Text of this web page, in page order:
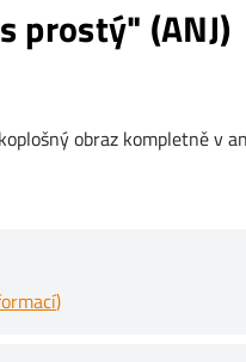
prostý" (ANJ)
obraz kompletně v
)